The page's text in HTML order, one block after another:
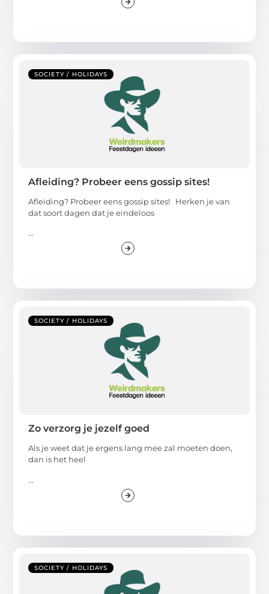
SOCIETY / HOLIDAYS
Afleiding? Probeer eens gossip sites!
Afleiding? Probeer eens gossip sites! Herken je van
dat soort dagen dat je eindeloos
...
SOCIETY / HOLIDAYS
Zo verzorg je jezelf goed
Als je weet dat je ergens lang mee zal moeten doen,
dan is het heel
...
SOCIETY / HOLIDAYS